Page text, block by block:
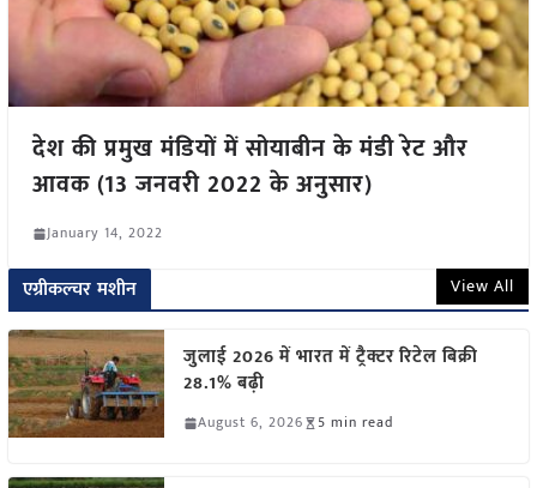
देश की प्रमुख मंडियों में सोयाबीन के मंडी रेट और
आवक (13 जनवरी 2022 के अनुसार)
January 14, 2022
एग्रीकल्चर मशीन View All
जुलाई 2026 में भारत में ट्रैक्टर रिटेल बिक्री
28.1% बढ़ी
August 6, 2026 5 min read